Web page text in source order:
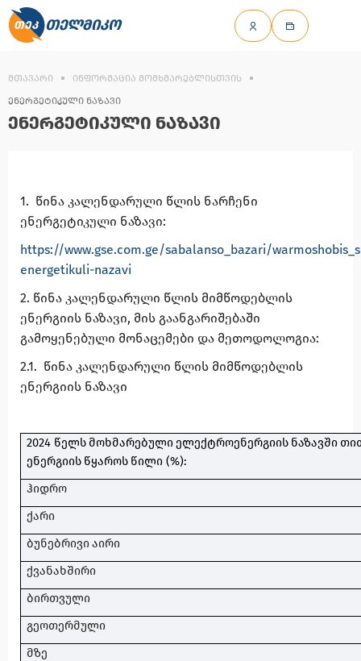
ᲗᲔᲚᲛᲘᲙᲝ
ᲛᲗᲐᲕᲐᲠᲘ
ᲘᲜᲤᲝᲠᲛᲐᲪᲘᲐ ᲛᲝᲛᲮᲛᲐᲠᲔᲑᲚᲘᲡᲗᲕᲘᲡ
ᲔᲜᲔᲠᲒᲔᲢᲘᲙᲣᲚᲘ ᲜᲐᲖᲐᲕᲘ
ᲔᲜᲔᲠᲒᲔᲢᲘᲙᲣᲚᲘ ᲜᲐᲖᲐᲕᲘ
1. წინა კალენდარული წლის ნარჩენი
ენერგეტიკული ნაზავი:
https://www.gse.com.ge/sabalanso_bazari/
energetikuli-nazavi
2. წინა კალენდარული წლის მიმწოდებლის
ენერგიის ნაზავი, მის გაანგარიშებაში
გამოყენებული მონაცემები და მეთოდოლოგია:
2.1. წინა კალენდარული წლის მიმწოდებლის
ენერგიის ნაზავი
2024 წელს მოხმარებულიელექტროენერგიის ნაზავში
ენერგიის წყაროს წილი (%):
ჰიდრო
ქარი
ბუნებრივიაირი
ქვანახშირი
ბირთვული
გეოთერმული
მზე